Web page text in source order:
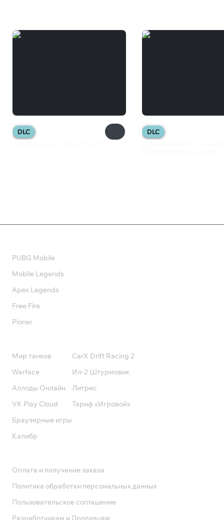
DLC
DLC
PUBG Mobile
Mobile Legends
Apex Legends
Free Fire
Pioner
Мир танков
Warface
Аллоды Онлайн
VK Play Cloud
Браузерные игры
Калибр
CarX Drift Racing 2
Ил-2 Штурмовик
Литрес
Тариф «Игровой»
Оплата и получение заказа
Политика обработки персональных данных
Пользовательское соглашение
Разработчикам и Продавцам